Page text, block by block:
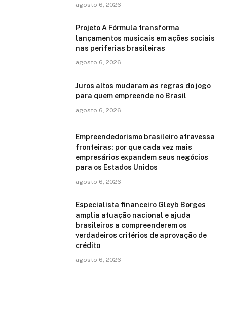
agosto 6, 2026
Projeto A Fórmula transforma
lançamentos musicais em ações sociais
nas periferias brasileiras
agosto 6, 2026
Juros altos mudaram as regras do jogo
para quem empreende no Brasil
agosto 6, 2026
Empreendedorismo brasileiro atravessa
fronteiras: por que cada vez mais
empresários expandem seus negócios
para os Estados Unidos
agosto 6, 2026
Especialista financeiro Gleyb Borges
amplia atuação nacional e ajuda
brasileiros a compreenderem os
verdadeiros critérios de aprovação de
crédito
agosto 6, 2026